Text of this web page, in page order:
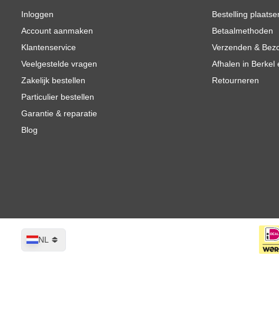
Inloggen
Account aanmaken
Klantenservice
Veelgestelde vragen
Zakelijk bestellen
Particulier bestellen
Garantie & reparatie
Blog
Bestelling
Betaalmethoden
Verzenden &
Afhalen in Berkel
Retourneren
Taal
NL